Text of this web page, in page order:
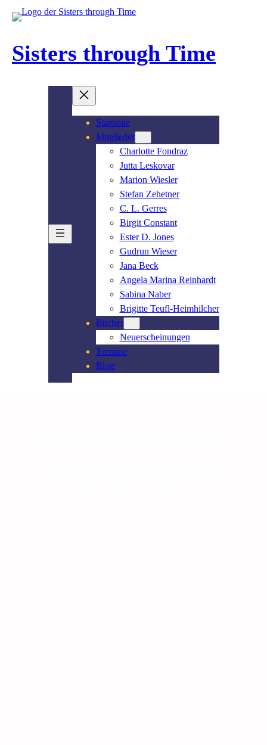
Inhalt
Sisters through Time
Startseite
Mitglieder
Charlotte Fondraz
Jutta Leskovar
Marion Wiesler
Stefan Zehetner
C. L. Gerres
Birgit Constant
Ester D. Jones
Gudrun Wieser
Jana Beck
Angela Marina Reinhardt
Sabina Naber
Brigitte Teufl-Heimhilcher
Bücher
Neuerscheinungen
Termine
Blog